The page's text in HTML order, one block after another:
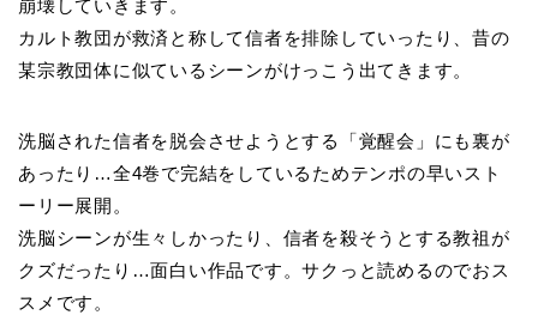
崩壊していきます。
カルト教団が救済と称して信者を排除していったり、昔の
某宗教団体に似ているシーンがけっこう出てきます。
洗脳された信者を脱会させようとする「覚醒会」にも裏が
あったり…全4巻で完結をしているためテンポの早いスト
ーリー展開。
洗脳シーンが生々しかったり、信者を殺そうとする教祖が
クズだったり…面白い作品です。サクっと読めるのでおス
スメです。